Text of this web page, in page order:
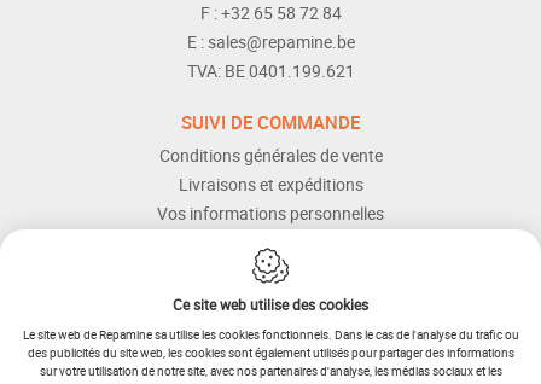
F :+32 65 58 72 84
E :sales@repamine.be
TVA: BE 0401.199.621
SUIVI DE COMMANDE
Conditions générales de vente
Livraisons et expéditions
Vos informations personnelles
Modes de paiement
Services Après-vente
Aide et assistance
Ce site web utilise des cookies
Le site web de Repamine sa utilise les cookies fonctionnels. Dans le cas de l'analyse du trafic ou
des publicités du site web, les cookies sont également utilisés pour partager des informations
sur votre utilisation de notre site, avec nos partenaires d'analyse, les médias sociaux et les